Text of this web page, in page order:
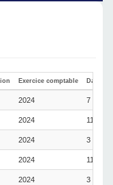
Exercice comptable Date de
2024 7 Julho
2024 11
2024 3
2024 11
2024 3